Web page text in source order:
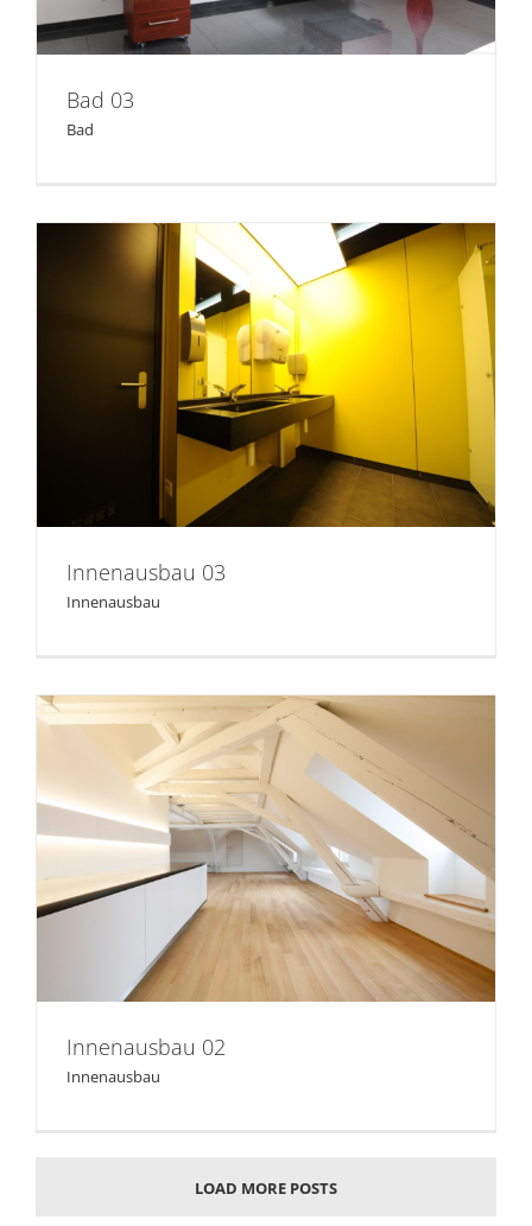
Bad 03
Bad
Innenausbau 03
Innenausbau 03
Innenausbau
Innenausbau 02
Innenausbau 02
Innenausbau
LOAD MORE POSTS